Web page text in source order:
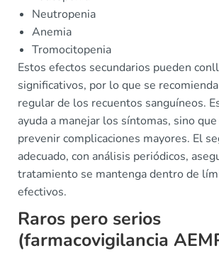
Neutropenia
Anemia
Tromocitopenia
Estos efectos secundarios pueden
significativos, por lo que se
regular de los recuentos sanguíneos.
ayuda a manejar los síntomas, sino
prevenir complicaciones mayores. El
adecuado, con análisis periódicos,
tratamiento se mantenga dentro de
efectivos.
Raros pero serios
(farmacovigilancia